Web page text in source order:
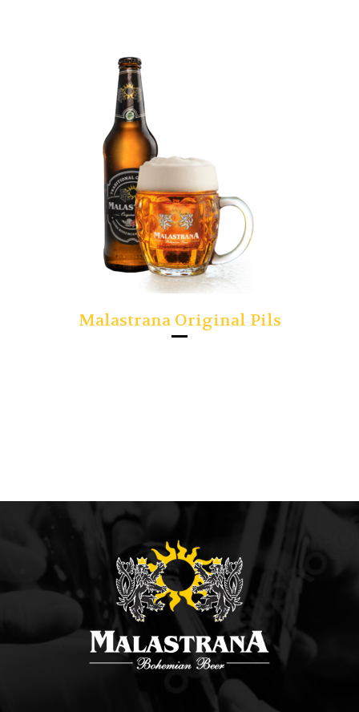
Malastrana Original Pils